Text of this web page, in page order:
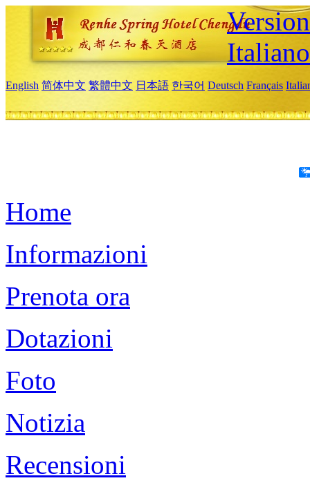
Italiano
English 简体中文 繁體中文 日本語 한국어 Deutsch Français
Home
Informazioni
Prenota ora
Dotazioni
Foto
Notizia
Recensioni